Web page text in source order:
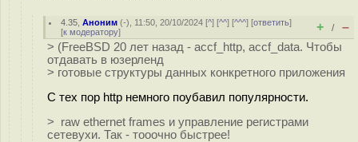
4.35 ,Аноним (-), 11:50, 20/10/2024 [^] [^^] [^^^] [ответить]
[к модератору] + / –
> (FreeBSD 20 лет назад - accf_http, accf_data. Чтобы
отдавать в юзерленд
> готовые структуры данных конкретного приложения
С тех пор http немного поубавил популярности.
> raw ethernet frames и управление регистрами
сетевухи. Так - тооочно быстрее!